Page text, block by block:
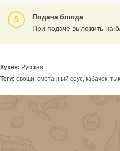
Подача блюда
При подаче выложить на
Кухня: Русская
Теги: овощи, сметанный соус, кабачок,